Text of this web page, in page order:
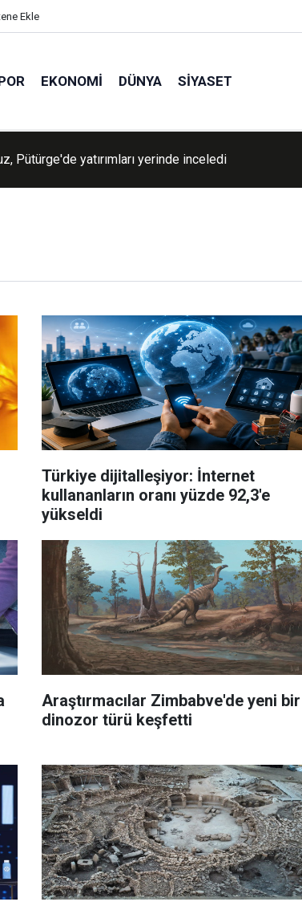
Ekle
EKONOMI DÜNYA SIYASET
Türkiye dijitalleşiyor: İnternet
kullananların oranı yüzde 92,3'e
yükseldi
Araştırmacılar Zimbabve'de yeni bir
dinozor türü keşfetti